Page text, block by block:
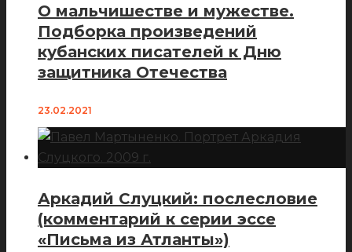
О мальчишестве и мужестве.
Подборка произведений
кубанских писателей к Дню
защитника Отечества
23.02.2021
Аркадий Слуцкий: послесловие
(комментарий к серии эссе
«Письма из Атланты»)